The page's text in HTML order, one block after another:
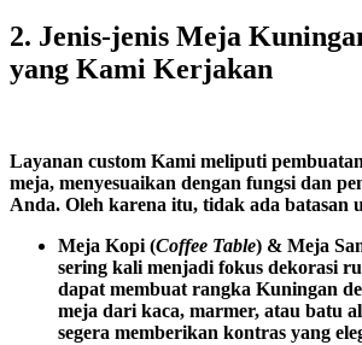
2. Jenis-jenis Meja
yang Kami Kerjakan
Layanan custom Kami meliputi pembuatan
meja, menyesuaikan dengan fungsi dan
Anda. Oleh karena itu, tidak ada batasan
Meja Kopi (Coffee Table) & Meja
sering kali menjadi fokus dekorasi
dapat membuat rangka Kuningan
meja dari kaca, marmer, atau batu
segera memberikan kontras yang